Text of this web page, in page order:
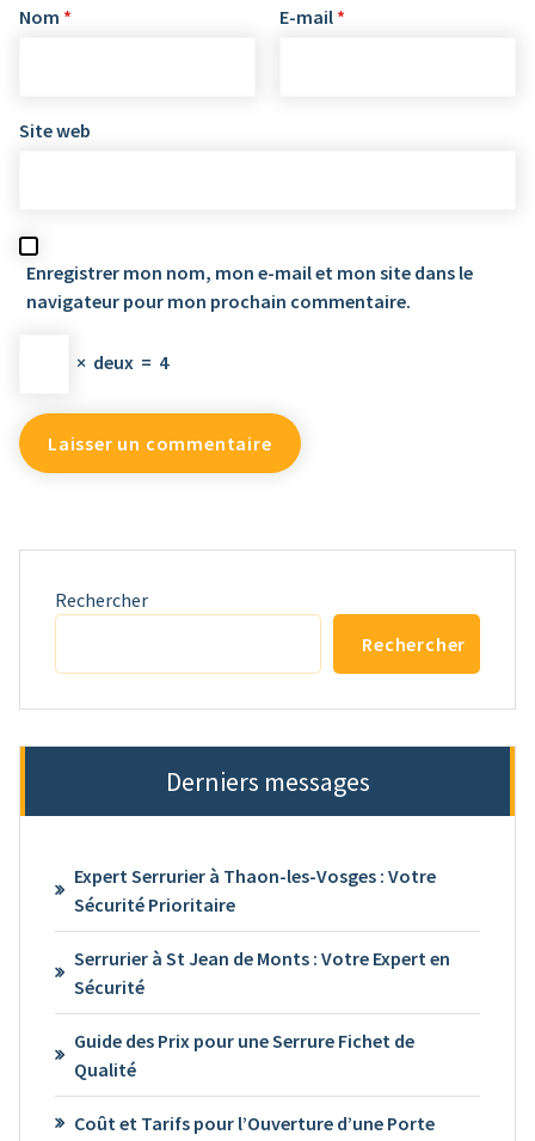
Nom * E-mail *
Site web
Enregistrer mon nom, mon e-mail et mon site dans le
navigateur pour mon prochain commentaire.
× deux = 4
Rechercher
Rechercher
Derniers messages
Expert Serrurier à Thaon-les-Vosges : Votre
Sécurité Prioritaire
Serrurier à St Jean de Monts : Votre Expert en
Sécurité
Guide des Prix pour une Serrure Fichet de
Qualité
Coût et Tarifs pour l’Ouverture d’une Porte